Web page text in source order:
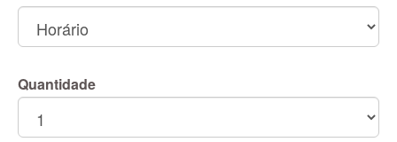
Quantidade